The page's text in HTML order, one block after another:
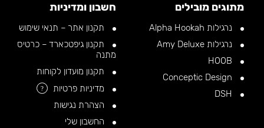
מתוגים מובילים
נרגילות Alpha Hookah
נרגילות Amy Deluxe
חשבון ומדיניות
תקנון אתר – תנאי שימוש
תקנון גיפטכארד – כרטיס
מתנה
תקנון מועדון לקוחות
מדיניות פרטיות
?
הצהרת נגישות
החשבון שלי